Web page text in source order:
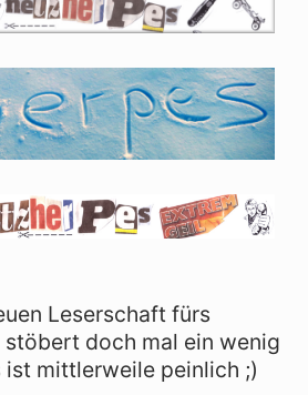
Leserschaft fürs
doch mal ein wenig
ist mittlerweile peinlich ;)